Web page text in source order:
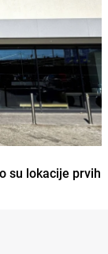
su lokacije prvih